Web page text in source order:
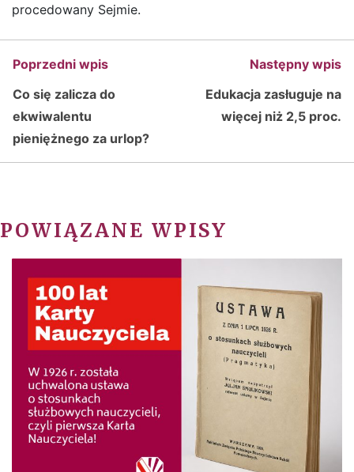
procedowany Sejmie.
Poprzedni wpis
Co się zalicza do
ekwiwalentu
pieniężnego za urlop?
Następny wpis
Edukacja zasługuje na
więcej niż 2,5 proc.
POWIĄZANE WPISY